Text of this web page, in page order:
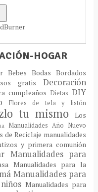
HOGAR
Bebes BodasBordados
gratisDecoración
cumpleaños DietasDIY
Flores de tela y listón
tu mismoLos
Manualidades Año Nuevo
de Reciclaje manualidades
y primera comunión
Manualidades para
Manualidades para la
Manualidades para
Manualidades para